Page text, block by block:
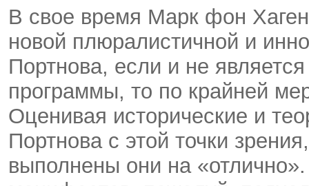
В свое время Марк фон
новой плюралистичной и
Портнова, если и не
программы, то по крайней
Оценивая исторические и
Портнова с этой точки
выполнены они на